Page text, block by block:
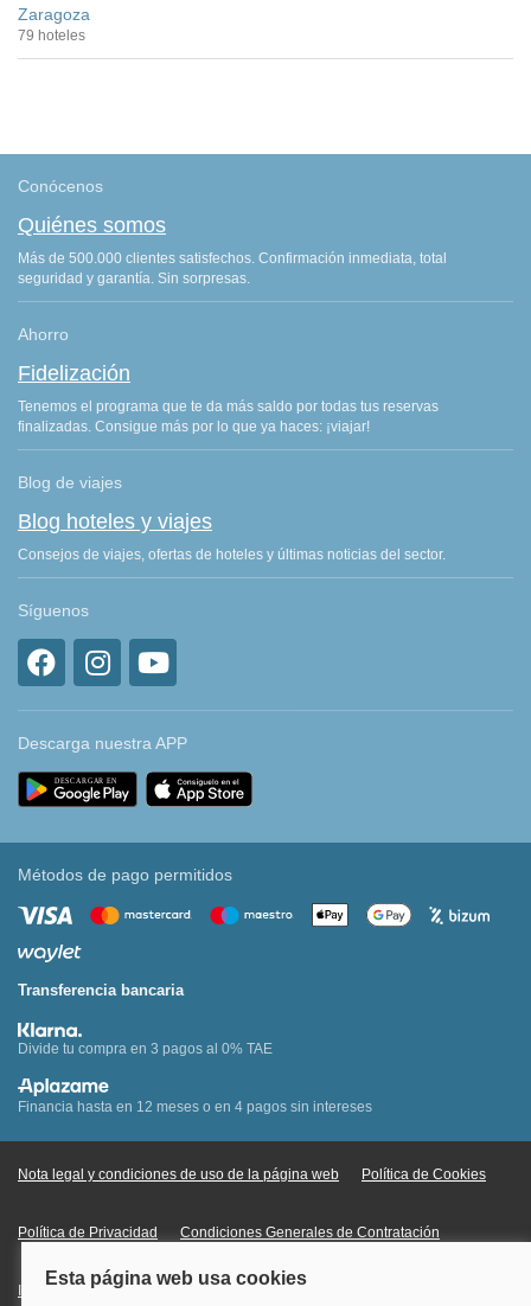
Zaragoza
79 hoteles
Conócenos
Quiénes somos
Más de 500.000 clientes satisfechos. Confirmación inmediata, total
seguridad y garantía. Sin sorpresas.
Ahorro
Fidelización
Tenemos el programa que te da más saldo por todas tus reservas
finalizadas. Consigue más por lo que ya haces: ¡viajar!
Blog de viajes
Blog hoteles y viajes
Consejos de viajes, ofertas de hoteles y últimas noticias del sector.
Síguenos
Descarga nuestra APP
Métodos de pago permitidos
Transferencia bancaria
Divide tu compra en 3 pagos al 0% TAE
Financia hasta en 12 meses o en 4 pagos sin intereses
Nota legal y condiciones de uso de la página web Política de Cookies
Política de Privacidad Condiciones Generales de Contratación
Información Legal sobre Mercados en Línea